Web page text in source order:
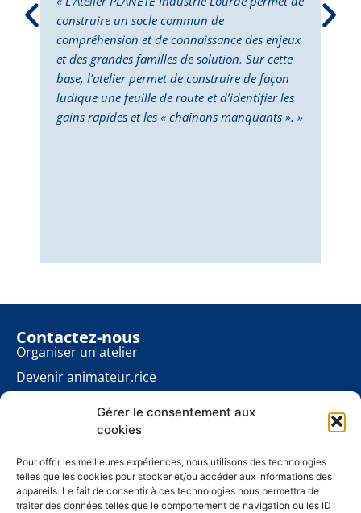
Gérer le consentement aux
cookies
Pour offrir les meilleures expériences, nous utilisons des technologies
telles que les cookies pour stocker et/ou accéder aux informations des
appareils. Le fait de consentir à ces technologies nous permettra de
traiter des données telles que le comportement de navigation ou les ID
construire un socle commun de
compréhension et de connaissance des enjeux
et des grandes familles de solution. Sur cette
base, l’atelier permet de construire de façon
ludique une feuille de route et d’identifier les
gains rapides et les « chaînons manquants ». »
Contactez-nous
Organiser un atelier
Devenir animateur.rice
Contact presse
À propos
Mentions légales